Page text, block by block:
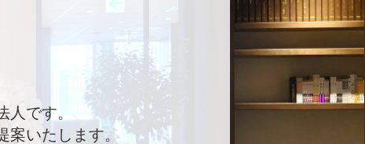
人です。
案いたします。